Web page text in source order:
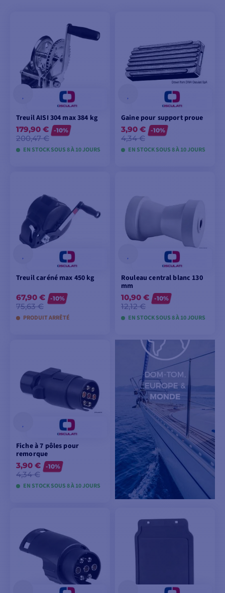
Treuil AISI 304 max 384 kg
179,90 €
200,47 €
-10%
EN STOCK SOUS 8 À 10 JOURS
Gaine pour support proue
3,90 €
4,34 €
-10%
EN STOCK SOUS 8 À 10 JOURS
Treuil caréné max 450 kg
67,90 €
75,63 €
-10%
PRODUIT ARRÊTÉ
Rouleau central blanc 130
mm
10,90 €
12,12 €
-10%
EN STOCK SOUS 8 À 10 JOURS
VOIR LES MODÈLES
Fiche à 7 pôles pour
remorque
3,90 €
4,34 €
-10%
EN STOCK SOUS 8 À 10 JOURS